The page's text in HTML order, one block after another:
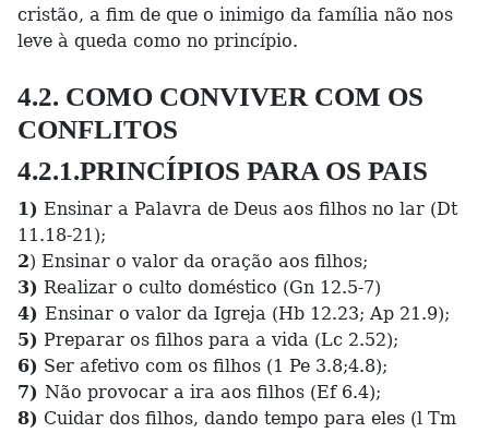
cristão, a fim de que o inimigo da família não nos
leve à queda como no princípio.
4.2. COMO CONVIVER COM OS
CONFLITOS
4.2.1.PRINCÍPIOS PARA OS PAIS
1) Ensinar a Palavra de Deus aos filhos no lar (Dt
11.18-21);
2) Ensinar o valor da oração aos filhos;
3) Realizar o culto doméstico (Gn 12.5-7)
4) Ensinar o valor da Igreja (Hb 12.23; Ap 21.9);
5) Preparar os filhos para a vida (Lc 2.52);
6) Ser afetivo com os filhos (1 Pe 3.8;4.8);
7) Não provocar a ira aos filhos (Ef 6.4);
8) Cuidar dos filhos, dando tempo para eles (l Tm